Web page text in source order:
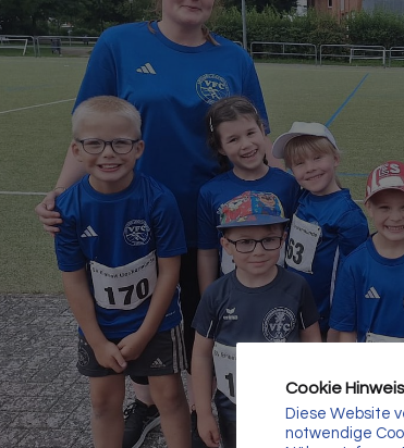
Cookie Hinweis
Diese Website
notwendige